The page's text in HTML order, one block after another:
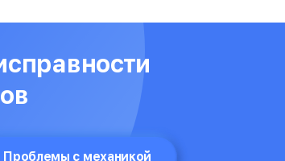
Проблемы с механикой